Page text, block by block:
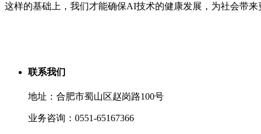
这样的基础上，我们才能确保AI技术的健康发展，为社会带来
联系我们
地址：合肥市蜀山区赵岗路100号
业务咨询：0551-65167366